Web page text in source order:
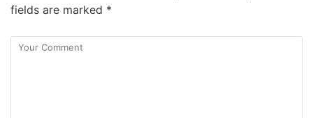
fields are marked *